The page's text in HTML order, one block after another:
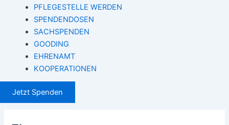
PFLEGESTELLE WERDEN
SPENDENDOSEN
SACHSPENDEN
GOODING
EHRENAMT
KOOPERATIONEN
Jetzt Spenden